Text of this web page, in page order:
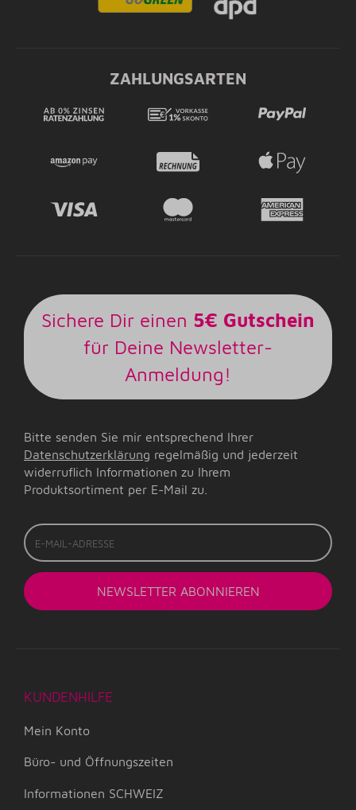
ZAHLUNGSARTEN
Sichere Dir einen 5€ Gutschein
für Deine Newsletter-
Anmeldung!
Bitte senden Sie mir entsprechend Ihrer
Datenschutzerklärung regelmäßig und jederzeit
widerruflich Informationen zu Ihrem
Produktsortiment per E-Mail zu.
E-
Mail-
Adresse
NEWSLETTER ABONNIEREN
KUNDENHILFE
Mein Konto
Büro- und Öffnungszeiten
Informationen SCHWEIZ